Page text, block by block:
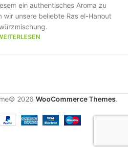
ein authentisches Aroma zu
wir unsere beliebte Ras el-Hanout
2026 WooCommerce Themes.